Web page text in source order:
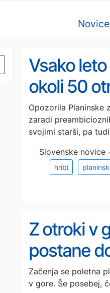
Novice
Vsako
okoli 50
Opozorila Planinske
zaradi
svojimi starši, pa
Slovenske novice
hribi
Z otroki v
postane
Začenja se poletna
v gore. Še posebej,